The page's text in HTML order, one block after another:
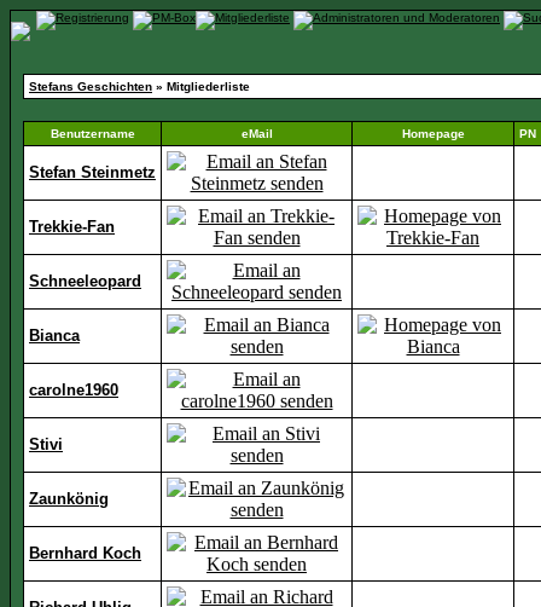
Stefans Geschichten » Mitgliederliste
Benutzername eMail Homepage PN
Stefan Steinmetz
Trekkie-Fan
Schneeleopard
Bianca
carolne1960
Stivi
Zaunkönig
Bernhard Koch